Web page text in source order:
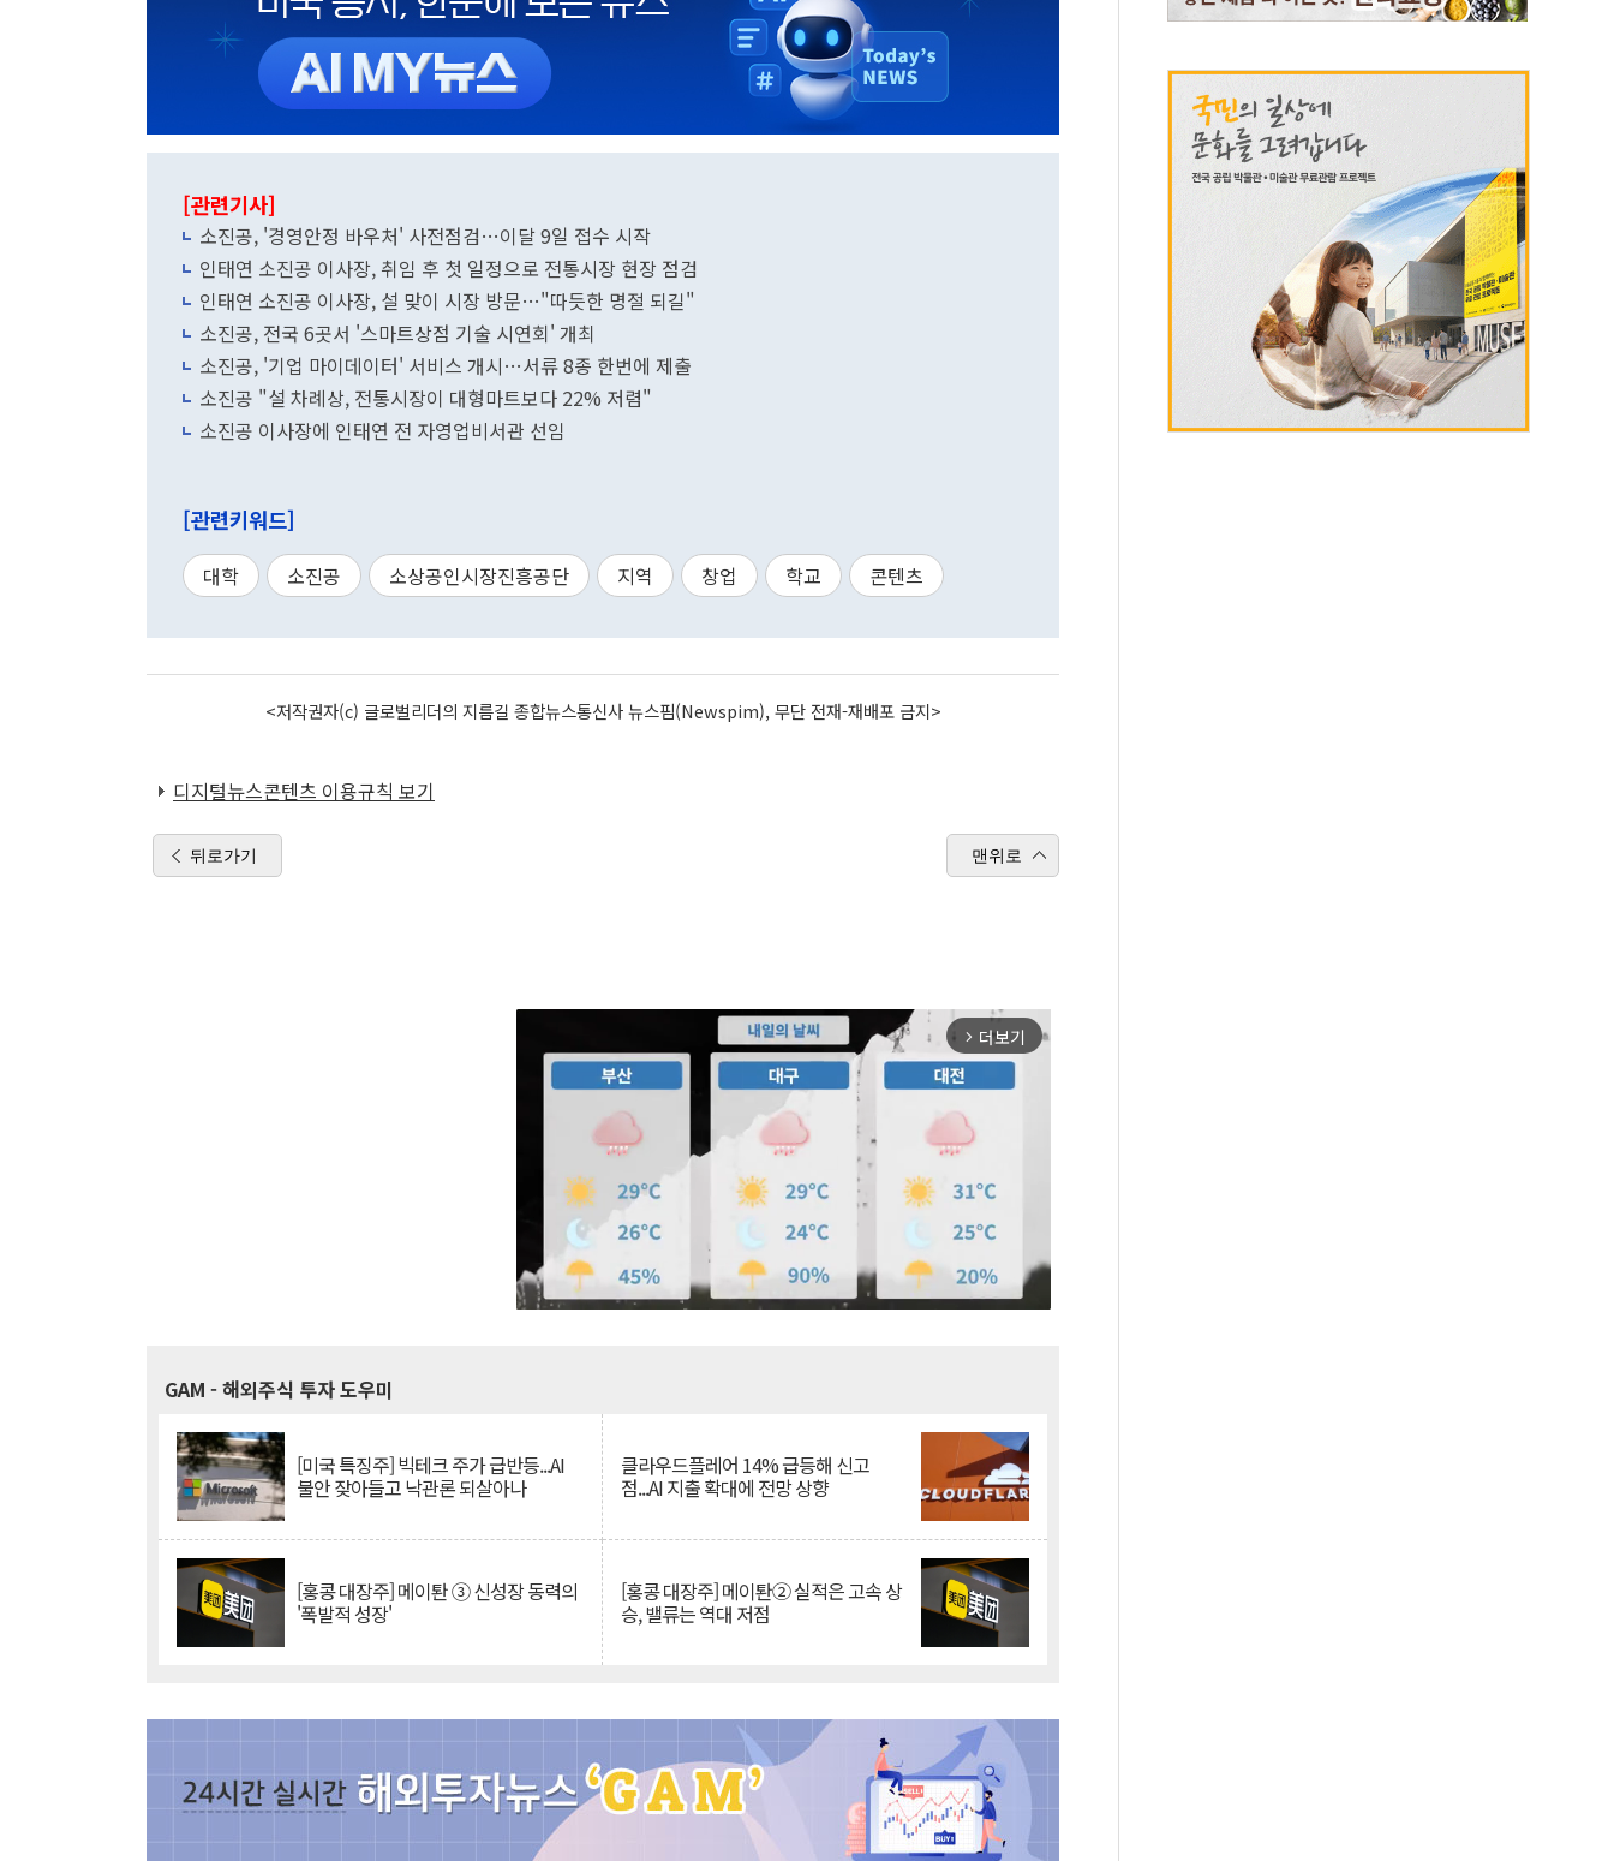
[관련기사]
소진공, '경영안정 바우처' 사전점검…이달 9일 접수 시작
인태연 소진공 이사장, 취임 후 첫 일정으로 전통시장 현장 점검
인태연 소진공 이사장, 설 맞이 시장 방문…"따듯한 명절 되길"
소진공, 전국 6곳서 '스마트상점 기술 시연회' 개최
소진공, '기업 마이데이터' 서비스 개시…서류 8종 한번에 제출
소진공 "설 차례상, 전통시장이 대형마트보다 22% 저렴"
소진공 이사장에 인태연 전 자영업비서관 선임
[관련키워드]
대학 소진공 소상공인시장진흥공단 지역 창업 학교 콘텐츠
<저작권자(c) 글로벌리더의 지름길 종합뉴스통신사 뉴스핌(Newspim), 무단 전재-재배포 금지>
디지털뉴스콘텐츠 이용규칙 보기
뒤로가기 맨위로
arrow_forward_ios 더보기
GAM - 해외주식 투자 도우미
[미국 특징주] 빅테크 주가 급반등...AI
불안 잦아들고 낙관론 되살아나
클라우드플레어 14% 급등해 신고
점...AI 지출 확대에 전망 상향
[홍콩 대장주] 메이퇀 ③ 신성장 동력의
'폭발적 성장'
[홍콩 대장주] 메이퇀② 실적은 고속 상
승, 밸류는 역대 저점